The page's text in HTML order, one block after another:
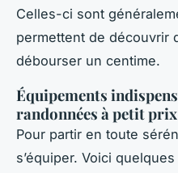
Celles-ci sont
permettent de découvrir
débourser un centime.
Équipements
randonnées à petit prix
Pour partir en toute
s’équiper. Voici